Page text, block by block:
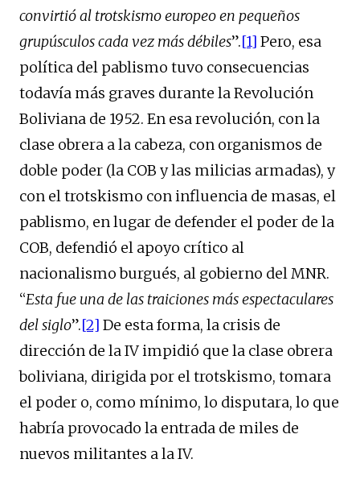
convirtió al trotskismo europeo en pequeños
grupúsculos cada vez más débiles”.[1] Pero, esa
política del pablismo tuvo consecuencias
todavía más graves durante la Revolución
Boliviana de 1952. En esa revolución, con la
clase obrera a la cabeza, con organismos de
doble poder (la COB y las milicias armadas), y
con el trotskismo con influencia de masas, el
pablismo, en lugar de defender el poder de la
COB, defendió el apoyo crítico al
nacionalismo burgués, al gobierno del MNR.
“Esta fue una de las traiciones más espectaculares
del siglo”.[2] De esta forma, la crisis de
dirección de la IV impidió que la clase obrera
boliviana, dirigida por el trotskismo, tomara
el poder o, como mínimo, lo disputara, lo que
habría provocado la entrada de miles de
nuevos militantes a la IV.